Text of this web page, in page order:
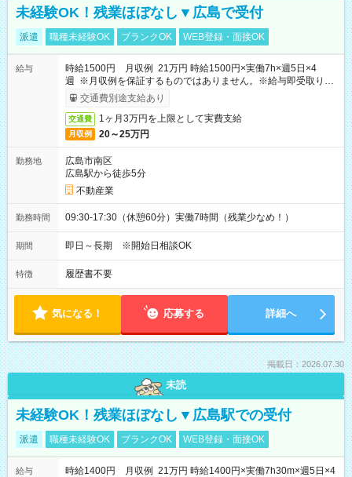
未経験OK！残業ほぼなし▼広島で受付
派遣 職種未経験OK ブランクOK WEB登録・面接OK
給与
時給1500円 月収例 21万円 時給1500円×実働7h×週5日×4
週 ※月収例を保証するものではありません。※給与即受取りサ
ービス利用可（利用条件有）
交通費別途支給あり
交通費 1ヶ月3万円を上限として実費支給
月収例 20～25万円
勤務地
広島市南区
広島駅から徒歩5分
不動産業
勤務時間 09:30-17:30（休憩60分）実働7時間（残業少なめ！）
期間 即日～長期 ※開始日相談OK
特徴 履歴書不要
気になる！ 応募する 詳細へ
掲載日：2026.07.30
未読
未経験OK！残業ほぼなし▼広島駅での受付
派遣 職種未経験OK ブランクOK WEB登録・面接OK
給与
時給1400円 月収例 21万円 時給1400円×実働7h30m×週5日×4